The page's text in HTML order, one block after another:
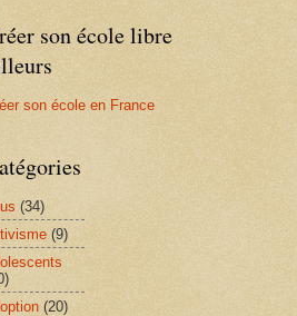
son école libre
son école en France
(34)
(9)
(20)